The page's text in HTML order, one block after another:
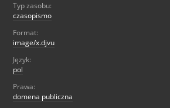
Typ zasobu:
czasopismo
Format:
image/x.djvu
Język:
pol
Prawa:
domena publiczna